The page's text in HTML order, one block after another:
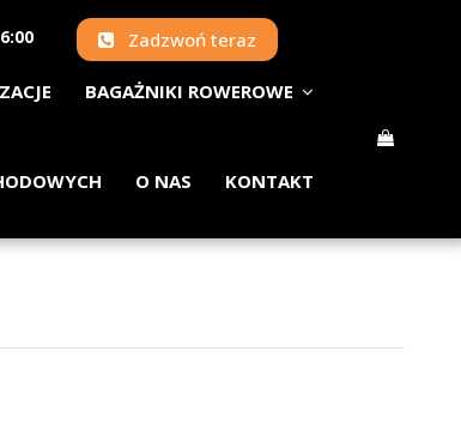
Zadzwoń teraz
BAGAŻNIKI ROWEROWE
O NAS KONTAKT